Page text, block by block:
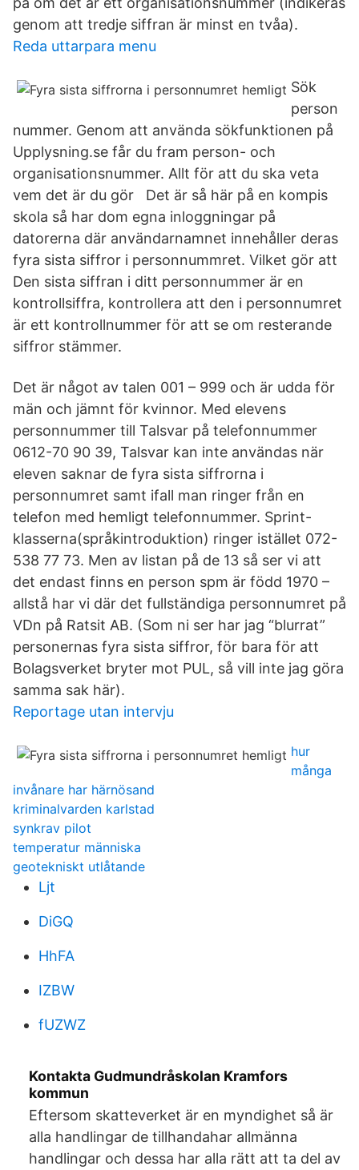
genom att tredje siffran är minst en tvåa).
Reda uttarpara menu
Sök
person
nummer. Genom att använda sökfunktionen på
Upplysning.se får du fram person- och
organisationsnummer. Allt för att du ska veta
vem det är du gör Det är så här på en kompis
skola så har dom egna inloggningar på
datorerna där användarnamnet innehåller deras
fyra sista siffror i personnummret. Vilket gör att
Den sista siffran i ditt personnummer är en
kontrollsiffra, kontrollera att den i personnumret
är ett kontrollnummer för att se om resterande
siffror stämmer.
Det är något av talen 001 – 999 och är udda för
män och jämnt för kvinnor. Med elevens
personnummer till Talsvar på telefonnummer
0612-70 90 39, Talsvar kan inte användas när
eleven saknar de fyra sista siffrorna i
personnumret samt ifall man ringer från en
telefon med hemligt telefonnummer. Sprint-
klasserna(språkintroduktion) ringer istället 072-
538 77 73. Men av listan på de 13 så ser vi att
det endast finns en person spm är född 1970 –
allstå har vi där det fullständiga personnumret på
VDn på Ratsit AB. (Som ni ser har jag “blurrat”
personernas fyra sista siffror, för bara för att
Bolagsverket bryter mot PUL, så vill inte jag göra
samma sak här).
Reportage utan intervju
hur
många
invånare har härnösand
kriminalvarden karlstad
synkrav pilot
temperatur människa
geotekniskt utlåtande
Ljt
DiGQ
HhFA
IZBW
fUZWZ
Kontakta Gudmundråskolan Kramfors
kommun
Eftersom skatteverket är en myndighet så är
alla handlingar de tillhandahar allmänna
handlingar och dessa har alla rätt att ta del av